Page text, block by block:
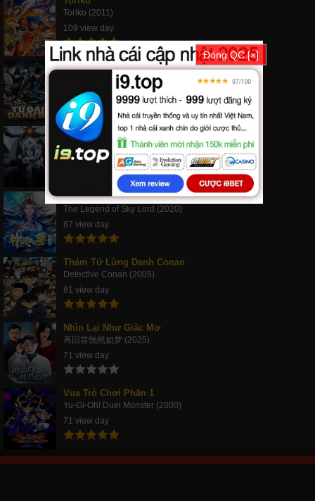
Toriko (2011)
109 view day
Thiếu Niên Tứ Đại Danh Bổ
The Four (2015)
100 view day
Hắc Giáo Đoàn
gray-man (2005)
94 view day
Thần Võ Thiên Tôn
The Legend of Sky Lord (2020)
87 view day
Thám Tử Lừng Danh Conan
Detective Conan (2005)
81 view day
Nhìn Lại Như Giấc Mơ
再回首恍然如梦 (2025)
71 view day
Vua Trò Chơi Phần 1
Yu-Gi-Oh! Duel Monster (2000)
71 view day
Đóng QC [×]